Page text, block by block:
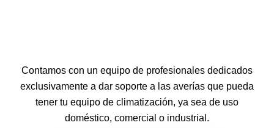
Contamos con un equipo de profesionales dedicados
exclusivamente a dar soporte a las averías que pueda
tener tu equipo de climatización, ya sea de uso
doméstico, comercial o industrial.